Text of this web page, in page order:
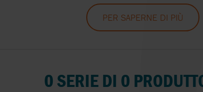
LIGHTNIN
MASTERFLEX
MONO
PER SAPERNE DI PIÙ
0 SERIE DI 0